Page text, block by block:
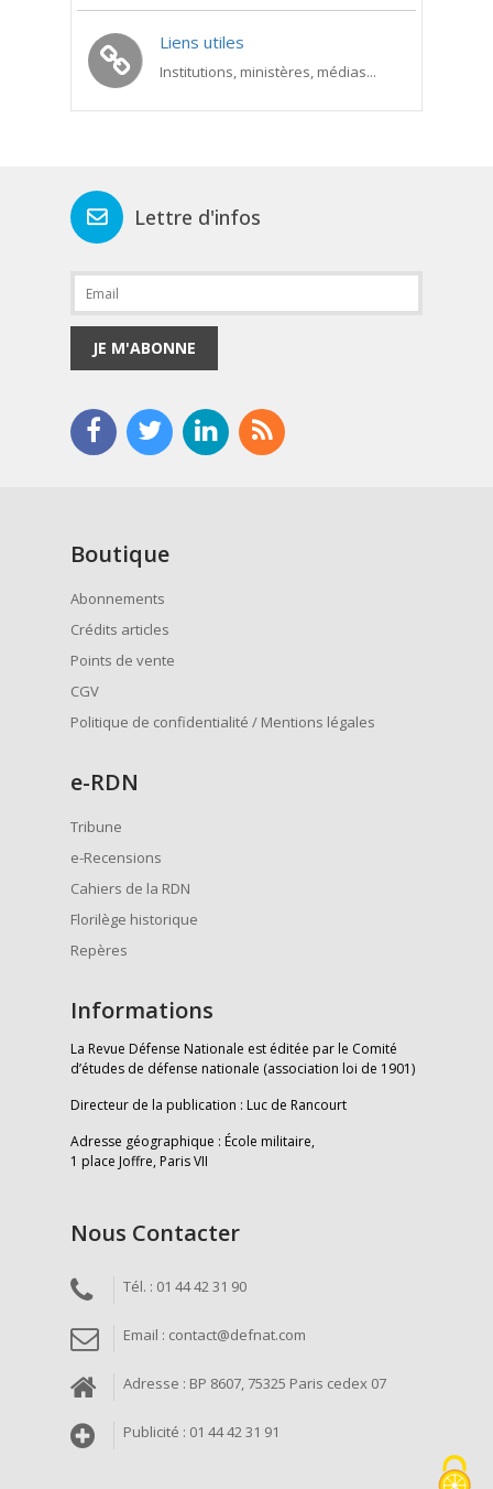
Liens utiles
Institutions, ministères, médias...
Lettre d'infos
JE M'ABONNE
Boutique
Abonnements
Crédits articles
Points de vente
CGV
Politique de confidentialité / Mentions légales
e-RDN
Tribune
e-Recensions
Cahiers de la RDN
Florilège historique
Repères
Informations
La Revue Défense Nationale est éditée par le Comité
d’études de défense nationale (association loi de 1901)
Directeur de la publication : Luc de Rancourt
Adresse géographique : École militaire,
1 place Joffre, Paris VII
Nous Contacter
Tél. : 01 44 42 31 90
Email : contact@defnat.com
Adresse : BP 8607, 75325 Paris cedex 07
Publicité : 01 44 42 31 91